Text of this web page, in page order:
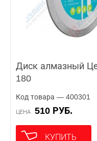
Диск алмазный
180
Код товара — 400301
ЦЕНА 510 РУБ.
КУПИТЬ